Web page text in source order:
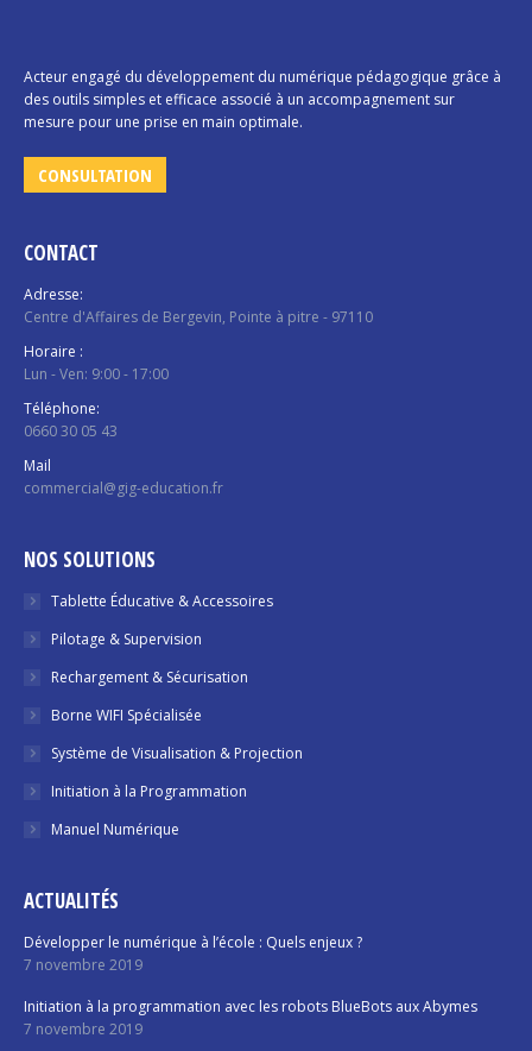
Acteur engagé du développement du numérique pédagogique grâce à
des outils simples et efficace associé à un accompagnement sur
mesure pour une prise en main optimale.
CONSULTATION
CONTACT
Adresse:
Centre d'Affaires de Bergevin, Pointe à pitre - 97110
Horaire :
Lun - Ven: 9:00 - 17:00
Téléphone:
0660 30 05 43
Mail
commercial@gig-education.fr
NOS SOLUTIONS
Tablette Éducative & Accessoires
Pilotage & Supervision
Rechargement & Sécurisation
Borne WIFI Spécialisée
Système de Visualisation & Projection
Initiation à la Programmation
Manuel Numérique
ACTUALITÉS
Développer le numérique à l’école : Quels enjeux ?
7 novembre 2019
Initiation à la programmation avec les robots BlueBots aux Abymes
7 novembre 2019